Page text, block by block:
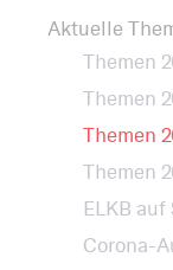
Aktuelle
Themen
Themen
Themen
Themen
ELKB
Corona-